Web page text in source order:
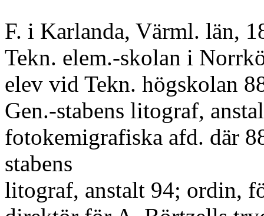
F. i Karlanda, Värml. län,
Tekn. elem.-skolan i
elev vid Tekn. högskolan
Gen.-stabens litograf,
fotokemigrafiska afd. där
stabens
litograf, anstalt 94; ordin,